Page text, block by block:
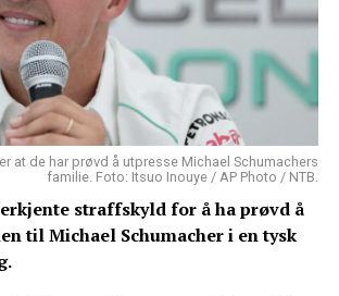
at de har prøvd å utpresse Michael Schumachers
familie. Foto: Itsuo Inouye / AP Photo / NTB.
straffskyld for å ha prøvd å
til Michael Schumacher i en tysk